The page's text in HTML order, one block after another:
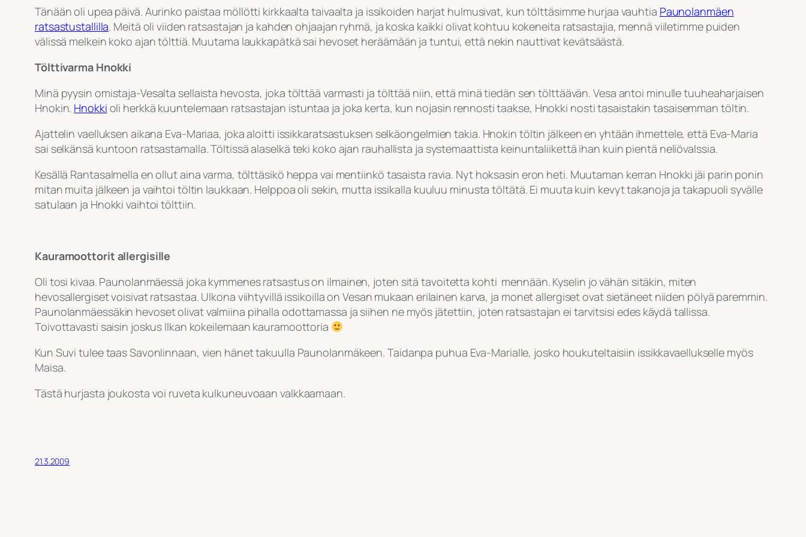
Tänään oli upea päivä. Aurinko paistaa möllötti kirkkaalta taivaalta ja issikoiden harjat hulmusivat, kun tölttäsimme hurjaa vauhtia Paunolanmäen
ratsastustallilla. Meitä oli viiden ratsastajan ja kahden ohjaajan ryhmä, ja koska kaikki olivat kohtuu kokeneita ratsastajia, mennä viiletimme puiden
välissä melkein koko ajan tölttiä. Muutama laukkapätkä sai hevoset heräämään ja tuntui, että nekin nauttivat kevätsäästä.
Tölttivarma Hnokki
Minä pyysin omistaja-Vesalta sellaista hevosta, joka tölttää varmasti ja tölttää niin, että minä tiedän sen tölttäävän. Vesa antoi minulle tuuheaharjaisen
Hnokin. Hnokki oli herkkä kuuntelemaan ratsastajan istuntaa ja joka kerta, kun nojasin rennosti taakse, Hnokki nosti tasaistakin tasaisemman töltin.
Ajattelin vaelluksen aikana Eva-Mariaa, joka aloitti issikkaratsastuksen selkäongelmien takia. Hnokin töltin jälkeen en yhtään ihmettele, että Eva-Maria
sai selkänsä kuntoon ratsastamalla. Töltissä alaselkä teki koko ajan rauhallista ja systemaattista keinuntaliikettä ihan kuin pientä neliövalssia.
Kesällä Rantasalmella en ollut aina varma, tölttäsikö heppa vai mentiinkö tasaista ravia. Nyt hoksasin eron heti. Muutaman kerran Hnokki jäi parin ponin
mitan muita jälkeen ja vaihtoi töltin laukkaan. Helppoa oli sekin, mutta issikalla kuuluu minusta töltätä. Ei muuta kuin kevyt takanoja ja takapuoli syvälle
satulaan ja Hnokki vaihtoi tölttiin.
Kauramoottorit allergisille
Oli tosi kivaa. Paunolanmäessä joka kymmenes ratsastus on ilmainen, joten sitä tavoitetta kohti mennään. Kyselin jo vähän sitäkin, miten
hevosallergiset voisivat ratsastaa. Ulkona viihtyvillä issikoilla on Vesan mukaan erilainen karva, ja monet allergiset ovat sietäneet niiden pölyä paremmin.
Paunolanmäessäkin hevoset olivat valmiina pihalla odottamassa ja siihen ne myös jätettiin, joten ratsastajan ei tarvitsisi edes käydä tallissa.
Toivottavasti saisin joskus Ilkan kokeilemaan kauramoottoria
Kun Suvi tulee taas Savonlinnaan, vien hänet takuulla Paunolanmäkeen. Taidanpa puhua Eva-Marialle, josko houkuteltaisiin issikkavaellukselle myös
Maisa.
Tästä hurjasta joukosta voi ruveta kulkuneuvoaan valkkaamaan.
21.3.2009